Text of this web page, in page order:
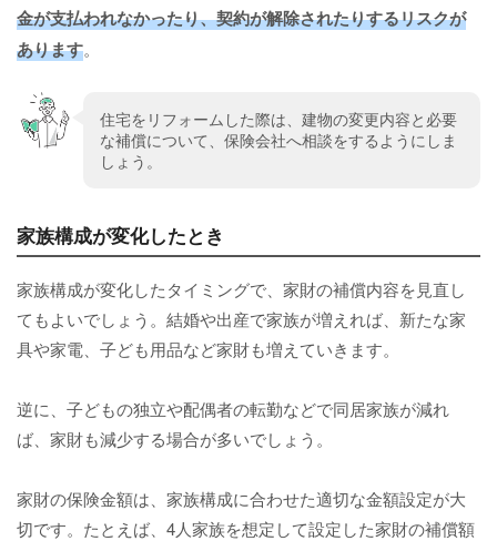
金が支払われなかったり、契約が解除されたりするリスクが
あります。
住宅をリフォームした際は、建物の変更内容と必要
な補償について、保険会社へ相談をするようにしま
しょう。
家族構成が変化したとき
家族構成が変化したタイミングで、家財の補償内容を見直し
てもよいでしょう。結婚や出産で家族が増えれば、新たな家
具や家電、子ども用品など家財も増えていきます。
逆に、子どもの独立や配偶者の転勤などで同居家族が減れ
ば、家財も減少する場合が多いでしょう。
家財の保険金額は、家族構成に合わせた適切な金額設定が大
切です。たとえば、4人家族を想定して設定した家財の補償額